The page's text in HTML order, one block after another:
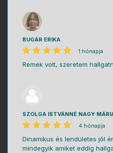
BUGÁR ERIKA
1 hónapja
Remek volt, szeretem
SZOLGA ISTVÁNNÉ NAGY
4 hónapja
Dinamikus és lendületes jól
mindegyik amiket eddig